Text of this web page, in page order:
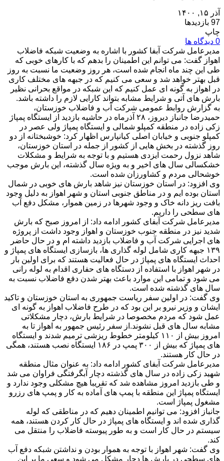
آذر ۱۵, ۱۴۰۰
97 بازدیدها
چاپ
0 دیدگاه ها
مدیرعامل شرکت آبفا کشور با اشاره به وضعیت شبکه فاضلاب
اهواز گفت: می توانم این اطمینان را بدهم که با کارهای خوبی که
طی این چند ماه انجام شده است، هر روز وضعیت ما نسبت به روز
قبل بهتر خواهد شد و سعی می کنیم که در جبهه های مختلف کاری
در اهواز به گونه ای عمل کنیم که این شبکه در مواقع بحرانی نظیر
بارش های آتی و شرایط مشابه بتواند کارایی لازم را داشته باشد.
به گزارش روابط عمومی شرکت آب و فاضلاب خوزستان،
حمیدرضا جانباز دیروز، ۲۸ آذرماه در حاشیه بازدید از ایستگاه پمپاژ
زکی زاده در منطقه کمپلو شمالی و ایستگاه پمپاژ ولی عصر در
کمپلو جنوبی و خیابان اصلی کیانپارس اظهار کرد: خوشبختانه از دو
روز گذشته در بخش هایی از کشور از جمله در استان خوزستان،
شاهد نزول رحمت ایزدی هستیم و با توجه به شرایط و مشکلات
خشکسالی سال های اخیر و به ویژه سال گذشته، این بارش موجب
خوشحالی مردم و کشاورزان شده است.
وی افزود: در استان خوزستان نیز شاهد بارش های خوبی در شمال
استان بوده ایم و در مناطق جنوبی استان و شهر اهواز به دلیل وجود
بافت ریز دانه خاک و وجود شهرها در زمین هموار، مشکل دفع آب
های سطحی را داریم.
مدیرعامل شرکت آبفای کشور ادامه داد: از امروز صبح که بارش
شدید نیز در منطقه جنوب خوزستان و اهواز وجود داشت از پروژه
های اجرایی شرکت آب و فاضلاب بازدید داشته ام و در حال حاضر
۱۳۹ جبهه کاری شامل لوله گذاری ها، بازسازی ایستگاه های پمپاژ و
احداث ایستگاه های پمپاژ در حال فعالیت هستند که برای اولین بار
در شهر اهواز با استفاده از دستگاه های حفاری اقدام به لوله رانی
می شود و تمامی این موارد باعث بهتر شدن دفع فاضلاب نسبت به
سال های گذشته شده است.
وی گفت: در اولین سفر ریاست جمهوری به استان خوزستان و تاکید
ایشان و وزیر نیرو بر این بود که در طرح فاضلاب اهواز به گونه ای
عمل شود که مردم مخصوصا در شرایط بارش، دچار مشکلاتی
مشابه سال های قبل نشوند.از سفر رئیس جمهور به اهواز تا به
امروز بیش از ۱۱۰ کیلومتر خطوط ریزشی ترمیم شدند و ایستگاه
های پمپاژ که بیش از ۳۰۰ پمپ در ۱۸۶ ایستگاه نصب هستند، همگی
در حال کار هستند.
مدیرعامل شرکت آبفای کشور ادامه داد: به عنوان مثال منطقه
شهید زکی زاده در سال های گذشته دچار آبگرفتگی فراوان می شد
و طی بازدید امروز مشاهده شد که تقریبا هیچ مشکلی وجود ندارد و
ایستگاه پمپاژ این منطقه با پمپ های آماده به کار و پمپ های رزرو
مشغول پمپاژ است.
جانباز افزود: می توانیم اطمینان دهیم که در مناطقی که لوله
گذاری شده اند و ایستگاه های پمپاژ در حال کار کردن هستند، همه
سیستم در حال کار است و به طور پیوسته فاضلاب را منتقل می
کند.
وی گفت: شهر اهواز با توجه به هموار بودن و نداشتن شبکه دفع آب
های سطحی در بارش ها دچار مشکل می شود و سعی ما بر این